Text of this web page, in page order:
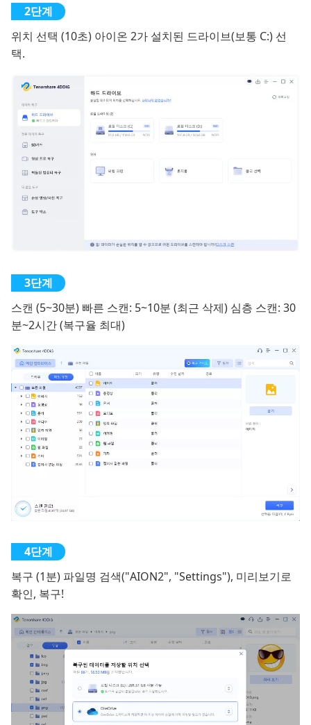
위치 선택 (10초) 아이온 2가 설치된 드라이브(보통 C:) 선
택.
스캔 (5~30분) 빠른 스캔: 5~10분 (최근 삭제) 심층 스캔: 30
분~2시간 (복구율 최대)
복구 (1분) 파일명 검색("AION2", "Settings"), 미리보기로
확인, 복구!